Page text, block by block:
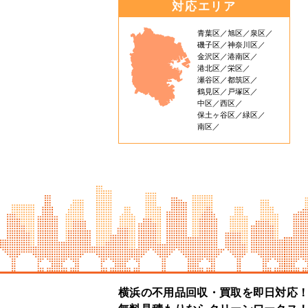
対応エリア
青葉区 旭区
泉区
磯子区
神奈川区
金沢区
港南区
港北区
栄区
瀬谷区
都筑区
鶴見区
戸塚区
中区
西区
保土ヶ谷区
緑区
南区
横浜の不用品回収・買取を即日対応